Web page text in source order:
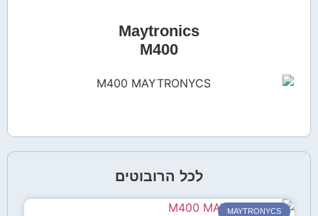
Maytronics
M400
לכל הרובוטים
MAYTRONYCS